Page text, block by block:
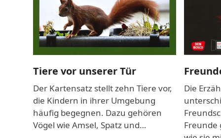
Tiere vor unserer Tür
Der Kartensatz stellt zehn Tiere vor,
die Kindern in ihrer Umgebung
häufig begegnen. Dazu gehören
Vögel wie Amsel, Spatz und…
Die
Freunde